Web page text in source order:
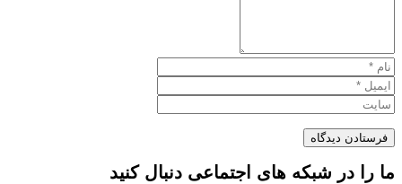
ما را در شبکه های اجتماعی دنبال کنید